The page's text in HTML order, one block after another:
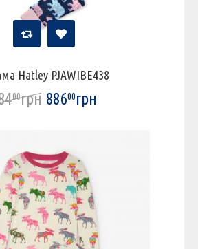
Hatley PJAWIBE438
00грн 88600грн